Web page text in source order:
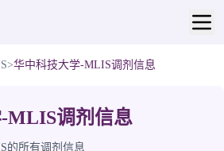
>华中科技大学-MLIS调剂信息
MLIS调剂信息
的所有调剂信息